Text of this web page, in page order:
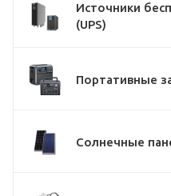
Источники
(UPS)
Портативные
Солнечные